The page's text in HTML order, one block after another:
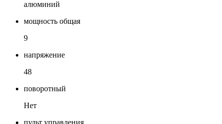
алюминий
мощность общая
9
напряжение
48
поворотный
Нет
пульт управления